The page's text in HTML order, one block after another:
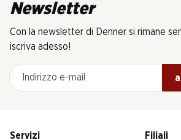
Newsletter
Con la newsletter di Denner si rimane
iscriva adesso!
Indirizzo e-mail
Servizi
Filiali